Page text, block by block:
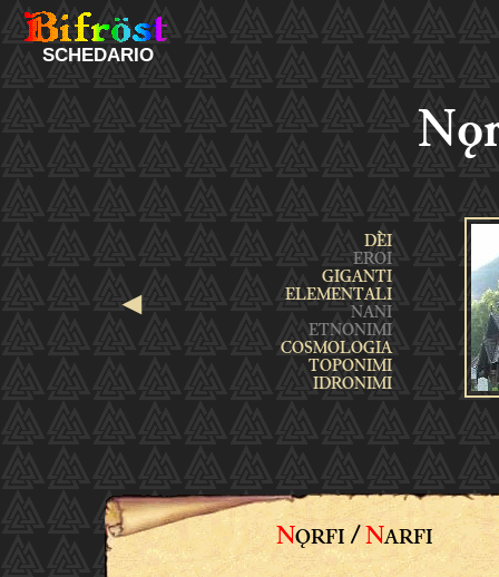
SCHEDARIO
◄
NǪRFI/ NARFI